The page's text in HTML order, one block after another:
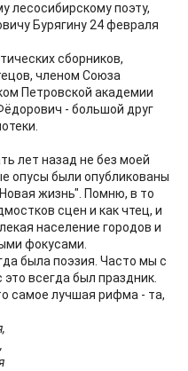
лесосибирскому поэту,
Бурягину 24 февраля
сборников,
членом Союза
Петровской академии
- большой друг
лет назад не без моей
опусы были опубликованы
жизнь". Помню, в то
сцен и как чтец, и
население городов и
фокусами.
была поэзия. Часто мы с
всегда был праздник.
самое лучшая рифма - та,